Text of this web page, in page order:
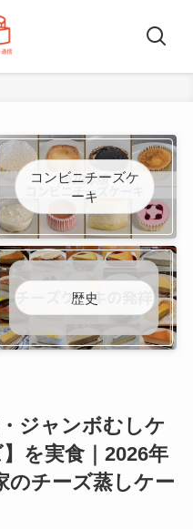
コンビニチーズケ
ーキ
歴史
・ジャンボむしケ
を実食｜2026年
のチーズ蒸しケー